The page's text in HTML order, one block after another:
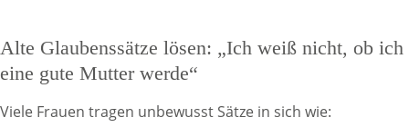
Alte Glaubenssätze lösen: „Ich weiß nicht, ob ich
eine gute Mutter werde“
Viele Frauen tragen unbewusst Sätze in sich wie: